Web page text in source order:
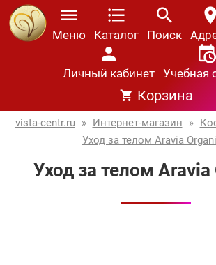
Меню Каталог Поиск
Личный кабинет Учебная
Корзина
vista-centr.ru » Интернет-магазин »
Уход за телом Aravia
Уход за телом Aravia